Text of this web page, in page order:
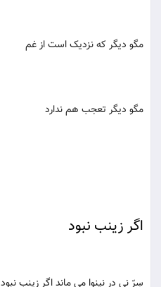
مگو دیگر که نزدیک است از غم
مگو دیگر تعجب هم ندارد
اگر زینب نبود
سِرّ نی در نینوا می ‌ماند اگر زینب نبود